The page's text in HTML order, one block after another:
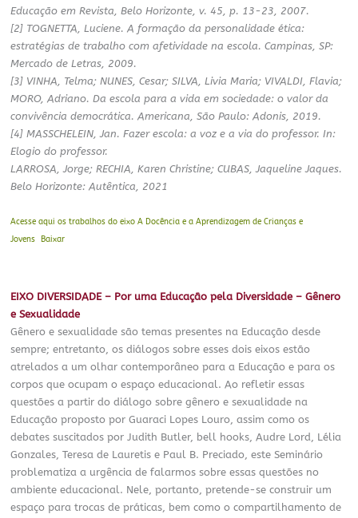
Educação em Revista, Belo Horizonte, v. 45, p. 13-23, 2007.
[2] TOGNETTA, Luciene. A formação da personalidade ética:
estratégias de trabalho com afetividade na escola. Campinas, SP:
Mercado de Letras, 2009.
[3] VINHA, Telma; NUNES, Cesar; SILVA, Livia Maria; VIVALDI, Flavia;
MORO, Adriano. Da escola para a vida em sociedade: o valor da
convivência democrática. Americana, São Paulo: Adonis, 2019.
[4] MASSCHELEIN, Jan. Fazer escola: a voz e a via do professor. In:
Elogio do professor.
LARROSA, Jorge; RECHIA, Karen Christine; CUBAS, Jaqueline Jaques.
Belo Horizonte: Autêntica, 2021
Acesse aqui os trabalhos do eixo A Docência e a Aprendizagem de Crianças e
Jovens
Baixar
EIXO DIVERSIDADE– Por uma Educação pela Diversidade – Gênero
e Sexualidade
Gênero e sexualidade são temas presentes na Educação desde
sempre; entretanto, os diálogos sobre esses dois eixos estão
atrelados a um olhar contemporâneo para a Educação e para os
corpos que ocupam o espaço educacional. Ao refletir essas
questões a partir do diálogo sobre gênero e sexualidade na
Educação proposto por Guaraci Lopes Louro, assim como os
debates suscitados por Judith Butler, bell hooks, Audre Lord, Lélia
Gonzales, Teresa de Lauretis e Paul B. Preciado, este Seminário
problematiza a urgência de falarmos sobre essas questões no
ambiente educacional. Nele, portanto, pretende-se construir um
espaço para trocas de práticas, bem como o compartilhamento de